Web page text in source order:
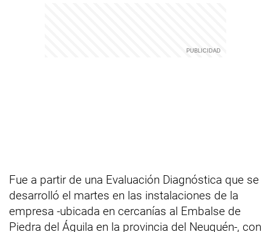
Fue a partir de una Evaluación Diagnóstica que se
desarrolló el martes en las instalaciones de la
empresa -ubicada en cercanías al Embalse de
Piedra del Águila en la provincia del Neuquén-, con